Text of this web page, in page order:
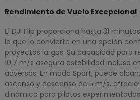
Rendimiento de Vuelo Excepcional
El DJI Flip proporciona hasta 31
lo que lo convierte en una opción
proyectos largos. Su capacidad para
10,7 m/s asegura estabilidad incluso
adversas. En modo Sport, puede
ascenso y descenso de 5 m/s,
dinámico para pilotos